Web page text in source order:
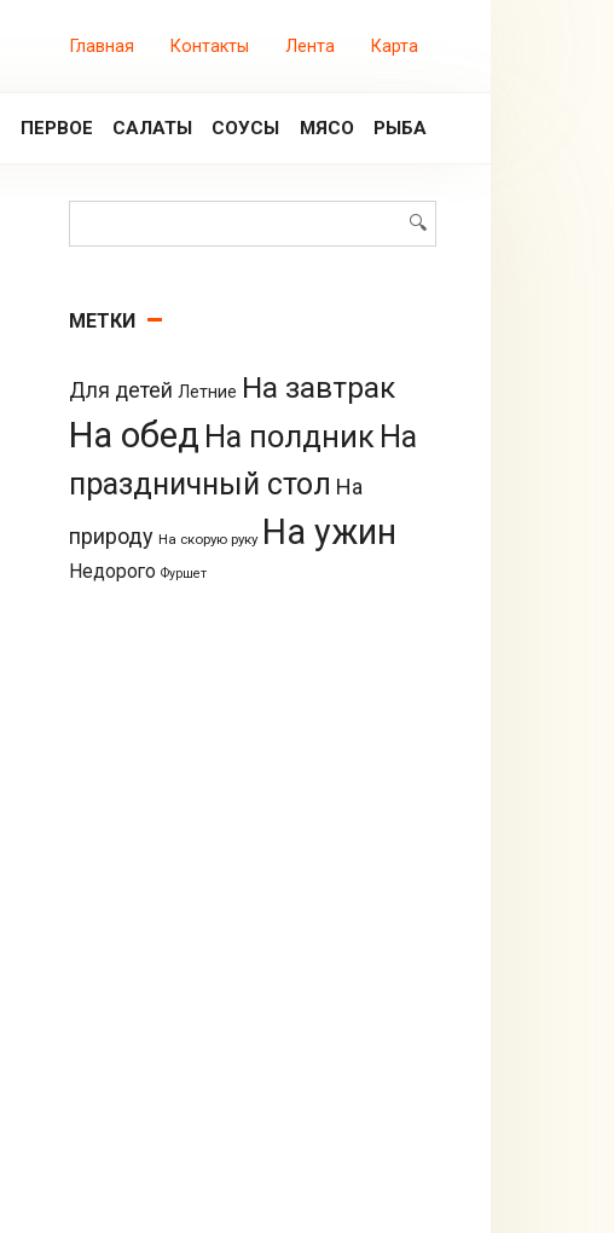
Главная Контакты Лента Карта
ПЕРВОЕ САЛАТЫ СОУСЫ МЯСО РЫБА
МЕТКИ
Для детей Летние На завтрак
На обед На полдник На
праздничный стол На
природу На скорую руку На ужин
Недорого Фуршет